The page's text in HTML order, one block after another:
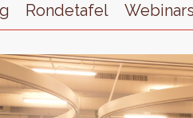
Rondetafel Webinars